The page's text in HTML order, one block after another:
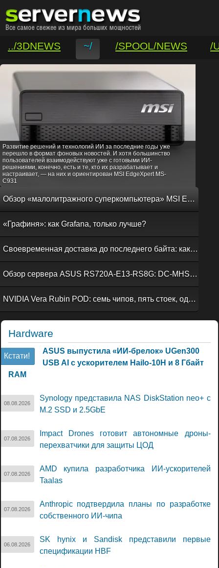
../3DNEWS ~/ /SPOOL/NEWS
/
/VAR/CONTACT
Развитие решений и технологий ИИ за последние годы уже
перешло в формат фоновых новостей. И хотя большинство
пользователей взаимодействуют уже с готовыми ИИ-
решениями, конечно, есть и те, кто их разрабатывает и
настраивает, — на них и ориентирован MSI EdgeXpert MS-
C931
Обзор «малолитражного суперкомпьютера» MSI EdgeXpert MS-C931
«Графиня»: как Grafana, только лучше?
Своевременная доставка до последнего байта: как российская сеть Curator CDN совмещает скорость, безопасность и гибкость управления
Обзор сервера ASUS RS720A-E13-RS8G: DC-MHS во всей красе
NVIDIA Vera Rubin POD: семь чипов, пять стоек, один ИИ-суперкомпьютер
Hardware
Кстати!
ASUS выпустила «ИИ-брелок» UGen300
USB AI с ускорителем Hailo-10H и 8 Гбайт
RAM
08.08.2026
Synology представила NAS DiskStation neo+ с
M.2 SSD и 2.5GbE
07.08.2026
Impact Drones готовит автономные дроны-
перехватчики для защиты ЦОД
07.08.2026
AMD купила разработчика ИИ-ускорителей
Taalas
07.08.2026
Anthropic подтвердила планы по разработке
собственного ИИ-чипа
06.08.2026
SK hynix и Sandisk представили первые
спецификации HBF